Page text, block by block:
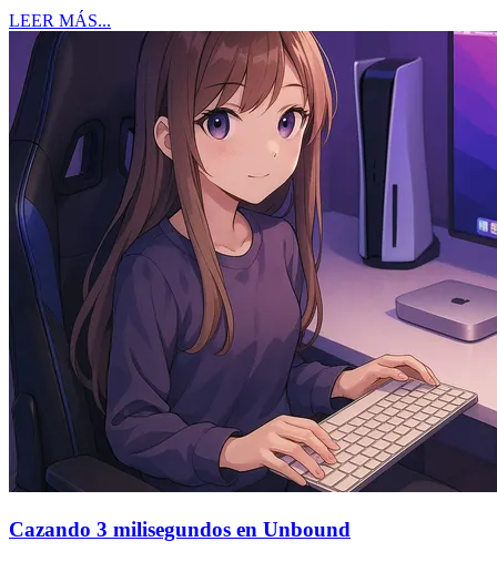
LEER MÁS...
Cazando 3 milisegundos en Unbound